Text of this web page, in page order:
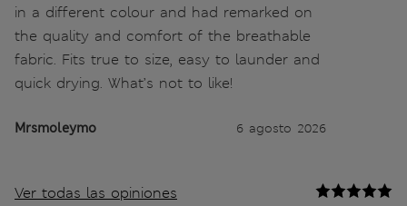
in a different colour and had remarked on
the quality and comfort of the breathable
fabric. Fits true to size, easy to launder and
quick drying. What’s not to like!
Mrsmoleymo 6 agosto 2026
Ver todas las opiniones